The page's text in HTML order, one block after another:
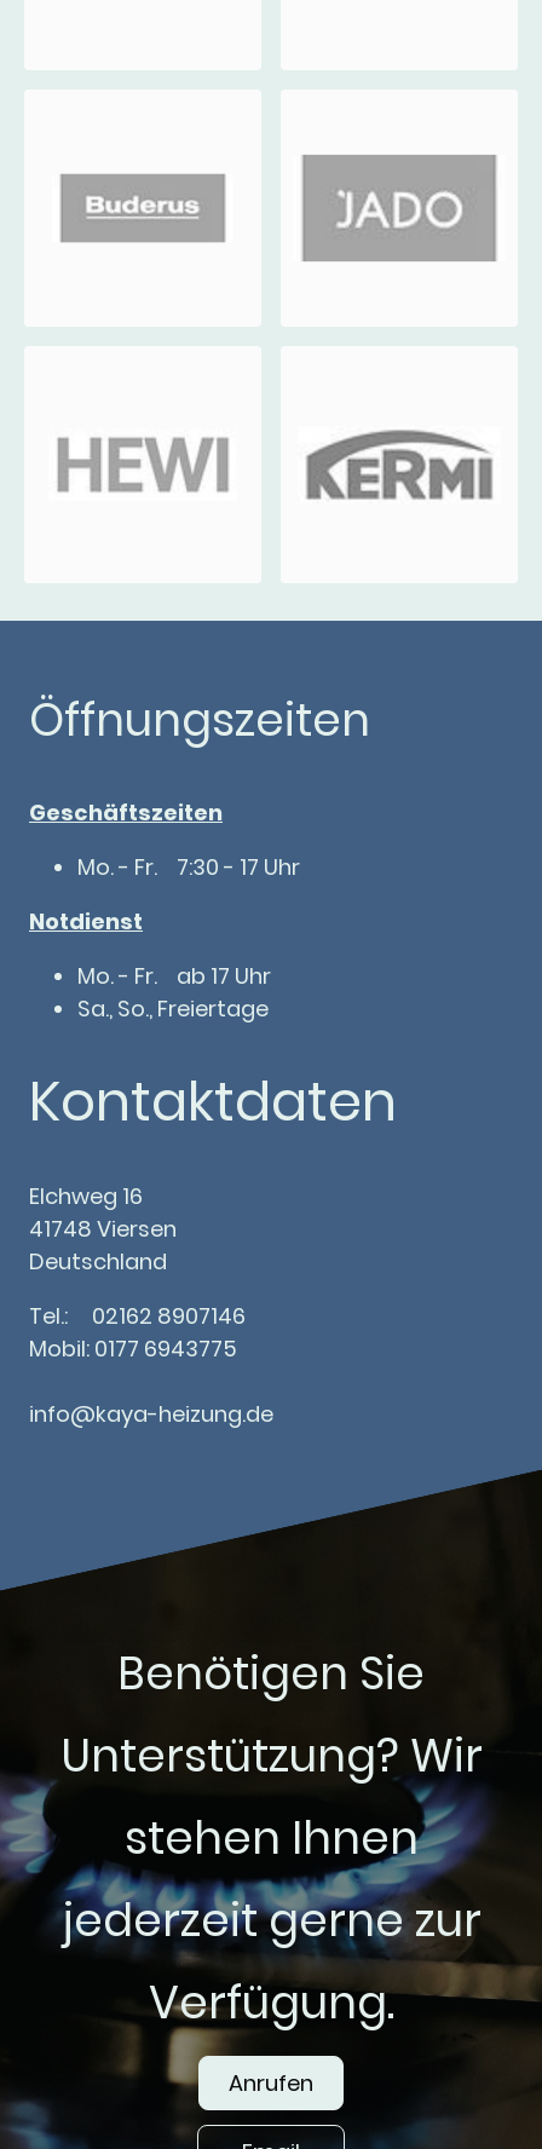
Öffnungszeiten
Geschäftszeiten
Mo. - Fr. 7:30 - 17 Uhr
Notdienst
Mo. - Fr. ab 17 Uhr
Sa., So., Freiertage
Kontaktdaten
Elchweg 16
41748 Viersen
Deutschland
Tel.: 02162 8907146
Mobil: 0177 6943775
info@kaya-heizung.de
Benötigen Sie
Unterstützung? Wir
stehen Ihnen
jederzeit gerne zur
Verfügung.
Anrufen